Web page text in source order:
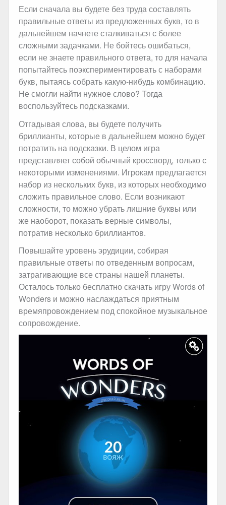
Если сначала вы будете без труда составлять
правильные ответы из предложенных букв, то в
дальнейшем начнете сталкиваться с более
сложными задачками. Не бойтесь ошибаться,
если не знаете правильного ответа, то для начала
попытайтесь поэкспериментировать с наборами
букв, пытаясь собрать какую-нибудь комбинацию.
Не смогли найти нужное слово? Тогда
воспользуйтесь подсказками.
Отгадывая слова, вы будете получить
бриллианты, которые в дальнейшем можно будет
потратить на подсказки. В целом игра
представляет собой обычный кроссворд, только с
некоторыми изменениями. Игрокам предлагается
набор из нескольких букв, из которых необходимо
сложить правильное слово. Если возникают
сложности, то можно убрать лишние буквы или
же наоборот, показать верные символы,
потратив несколько бриллиантов.
Повышайте уровень эрудиции, собирая
правильные ответы по отведенным вопросам,
затрагивающие все страны нашей планеты.
Осталось только бесплатно скачать игру Words of
Wonders и можно наслаждаться приятным
времяпровождением под спокойное музыкальное
сопровождение.